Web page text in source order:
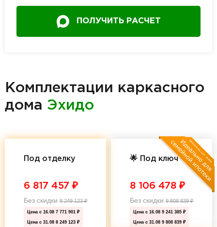
ПОЛУЧИТЬ РАСЧЕТ
Комплектации каркасного
дома Эхидо
Под отделку
6 817 457 ₽
Без скидки 8 249 123₽
Цена с 16.08 7 771 901 ₽
Цена с 31.08 8 249 123 ₽
🌟 Под ключ 🌟
8 106 478 ₽
Без скидки 9 808 839₽
Цена с 16.08 9 241 385 ₽
Цена с 31.08 9 808 839 ₽